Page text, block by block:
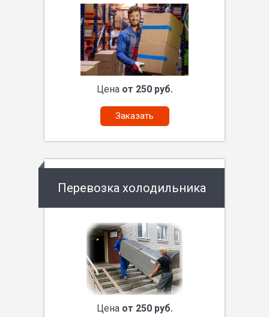
Цена от 250 руб.
Заказать
Перевозка холодильника
Цена от 250 руб.